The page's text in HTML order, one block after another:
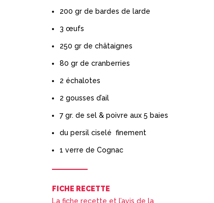
200 gr de bardes de larde
3 œufs
250 gr de châtaignes
80 gr de cranberries
2 échalotes
2 gousses d’ail
7 gr. de sel & poivre aux 5 baies
du persil ciselé finement
1 verre de Cognac
FICHE RECETTE
La fiche recette et l’avis de la